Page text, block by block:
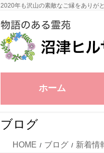
2020年も沢山の素敵なご縁をありが
ホーム
ブログ
HOME ブログ 新着情